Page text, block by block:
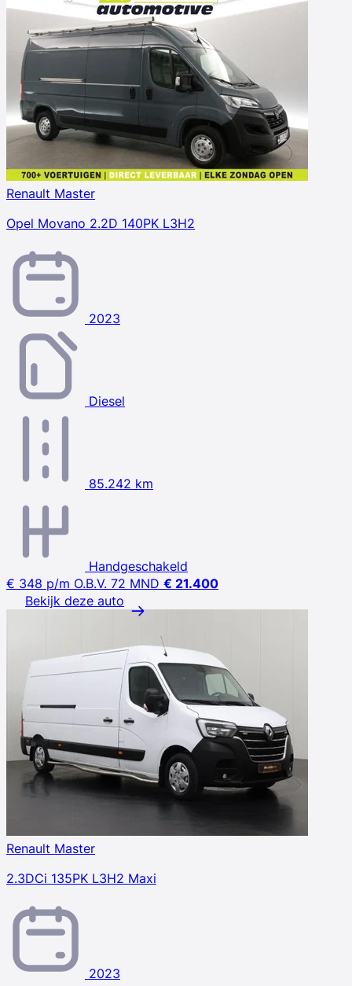
Renault Master
Opel Movano 2.2D 140PK L3H2
2023
Diesel
85.242 km
Handgeschakeld
€ 348 p/m O.B.V. 72 MND € 21.400
Bekijk deze auto
Renault Master
2.3DCi 135PK L3H2 Maxi
2023